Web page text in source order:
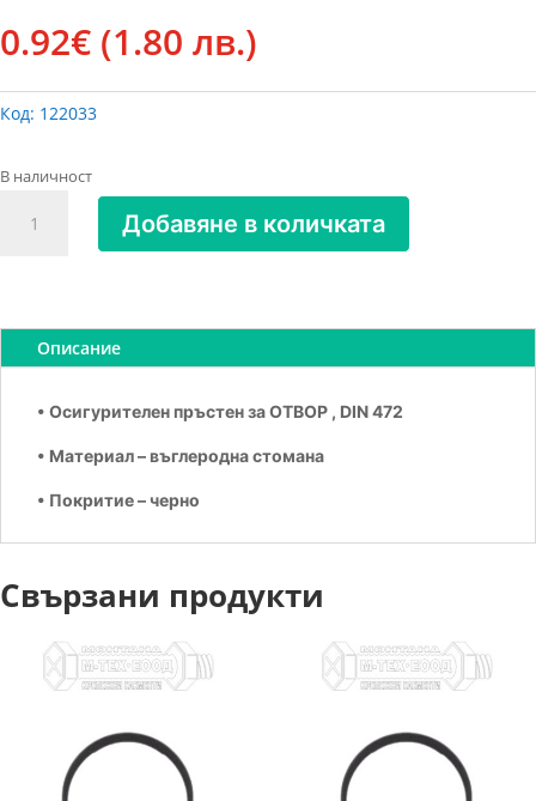
0.92€ (1.80 лв.)
Код: 122033
В наличност
Добавяне в количката
Описание
• Осигурителен пръстен за ОТВОР , DIN 472
• Материал – въглеродна стомана
• Покритие – черно
Свързани продукти